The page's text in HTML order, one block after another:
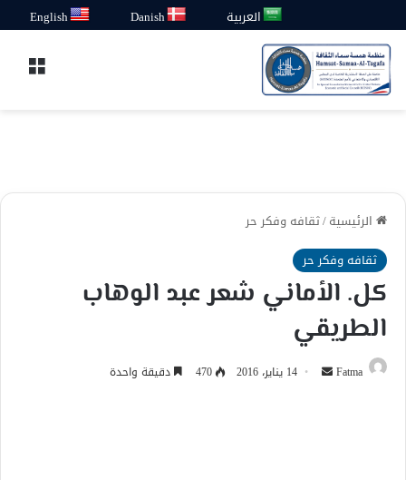
العربية Danish
English
الرئيسية/ثقافه وفكر حر
ثقافه وفكر حر
كل. الأماني شعر عبد الوهاب
الطريقي
Fatma
أرسل 14 يناير، 2016 470 دقيقة واحدة